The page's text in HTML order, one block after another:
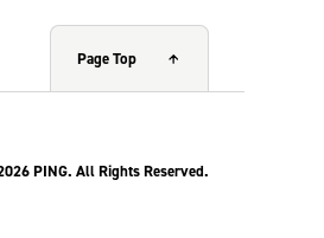
Page Top
PING. All Rights Reserved.